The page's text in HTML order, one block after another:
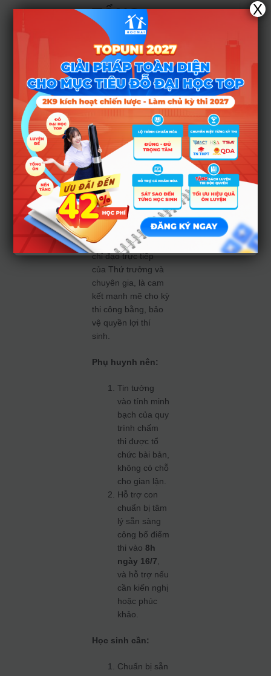
TỔNG
KẾT &
LỜI
KHUYÊN
CHO
PHỤ
HUYNH –
HỌC
SINH
Việc Bộ GD‑ĐT
giám sát chặt chẽ
ngay tại hội đồng
chấm thi, dưới sự
chỉ đạo trực tiếp
của Thứ trưởng và
chuyên gia, là cam
kết mạnh mẽ cho kỳ
thi công bằng, bảo
vệ quyền lợi thí
sinh.
Phụ huynh nên:
Tin tưởng
vào tính minh
bạch của quy
trình chấm
thi được tổ
chức bài bản,
không có chỗ
cho gian lận.
Hỗ trợ con
chuẩn bị tâm
lý sẵn sàng
công bố điểm
thi vào8h
ngày 16/7
và hỗ trợ nếu
cần kiến nghị
hoặc phúc
khảo.
Học sinh cần:
Chuẩn bị sẵn
X